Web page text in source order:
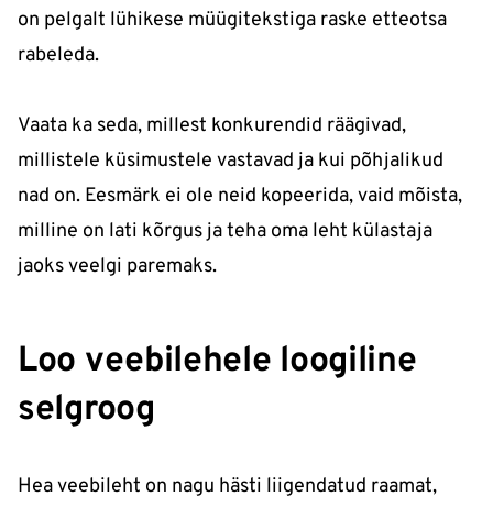
on pelgalt lühikese müügitekstiga raske etteotsa
rabeleda.
Vaata ka seda, millest konkurendid räägivad,
millistele küsimustele vastavad ja kui põhjalikud
nad on. Eesmärk ei ole neid kopeerida, vaid mõista,
milline on lati kõrgus ja teha oma leht külastaja
jaoks veelgi paremaks.
Loo veebilehele loogiline
selgroog
Hea veebileht on nagu hästi liigendatud raamat,